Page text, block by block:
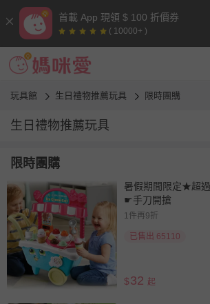
首載 App 現領 $ 100 折價券
( 10000+ )
玩具館 生日禮物推薦玩具 限時團購
生日禮物推薦玩具
具、實用的文具用品，還是孩子最愛的汪汪隊
通的周邊商品？媽咪愛整理一系列最熱門的幼
看介紹！
限時團購
暑假期間限定★超
☛手刀開搶
1件再9折
已售出 65110
$32 起